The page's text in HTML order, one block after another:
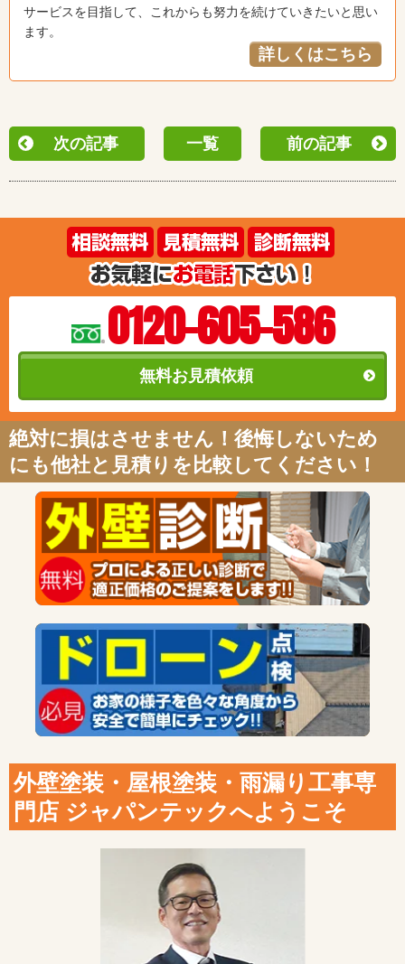
サービスを目指して、これからも努力を続けていきたいと思い
ます。
詳しくはこちら
次の記事 一覧 前の記事
0120-605-586
無料お見積依頼
絶対に損はさせません！後悔しないため
にも他社と見積りを比較してください！
外壁塗装・屋根塗装・雨漏り工事専
門店 ジャパンテックへようこそ